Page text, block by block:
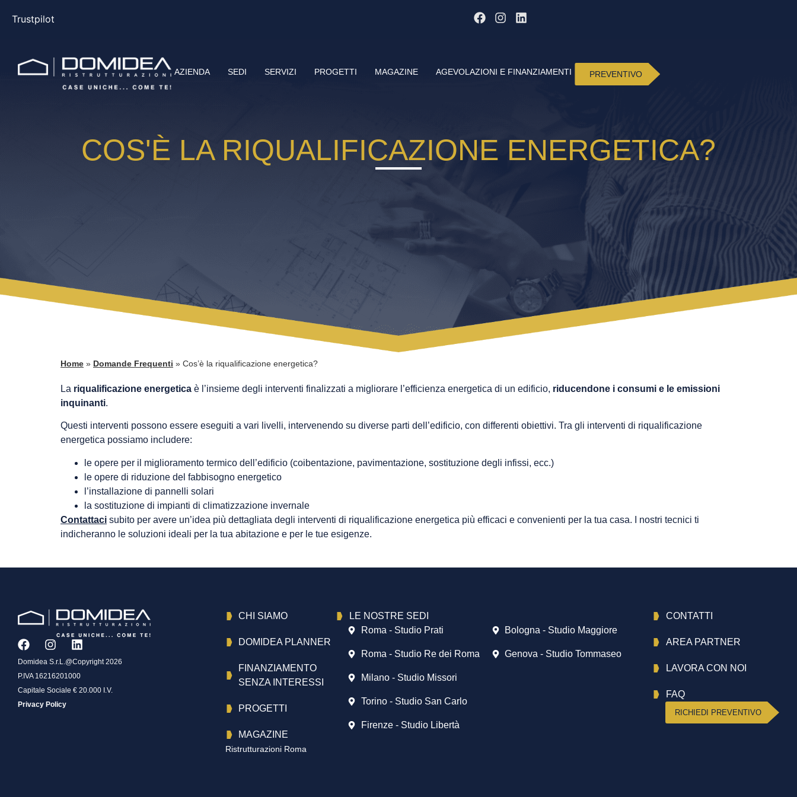
Trustpilot
AZIENDA SEDI SERVIZI PROGETTI MAGAZINE AGEVOLAZIONI E FINANZIAMENTI PREVENTIVO
COS'È LA RIQUALIFICAZIONE ENERGETICA?
Home » Domande Frequenti » Cos’è la riqualificazione energetica?
La riqualificazione energetica è l’insieme degli interventi finalizzati a migliorare l’efficienza energetica di un edificio, riducendone i consumi e le emissioni
inquinanti.
Questi interventi possono essere eseguiti a vari livelli, intervenendo su diverse parti dell’edificio, con differenti obiettivi. Tra gli interventi di riqualificazione
energetica possiamo includere:
le opere per il miglioramento termico dell’edificio (coibentazione, pavimentazione, sostituzione degli infissi, ecc.)
le opere di riduzione del fabbisogno energetico
l’installazione di pannelli solari
la sostituzione di impianti di climatizzazione invernale
Contattaci subito per avere un’idea più dettagliata degli interventi di riqualificazione energetica più efficaci e convenienti per la tua casa. I nostri tecnici ti
indicheranno le soluzioni ideali per la tua abitazione e per le tue esigenze.
Domidea S.r.L.@Copyright 2026
P.IVA 16216201000
Capitale Sociale € 20.000 I.V.
Privacy Policy
CHI SIAMO
DOMIDEA PLANNER
FINANZIAMENTO
SENZA INTERESSI
PROGETTI
MAGAZINE
Ristrutturazioni Roma
LE NOSTRE SEDI
Roma - Studio Prati
Roma - Studio Re dei Roma
Milano - Studio Missori
Torino - Studio San Carlo
Firenze - Studio Libertà
Bologna - Studio Maggiore
Genova - Studio Tommaseo
CONTATTI
AREA PARTNER
LAVORA CON NOI
FAQ
RICHIEDI PREVENTIVO